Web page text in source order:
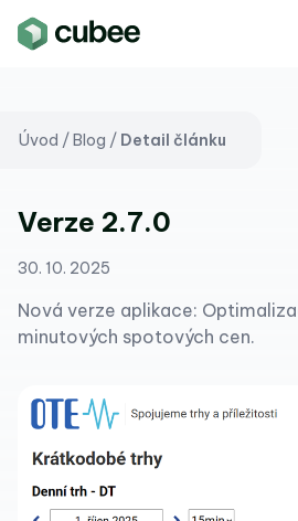
Úvod /Blog / Detail článku
Verze 2.7.0
30. 10. 2025
Nová verze aplikace:
minutových spotových cen.